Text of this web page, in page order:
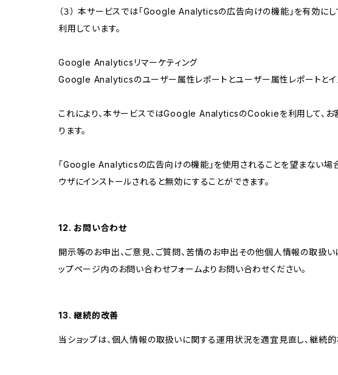
（３） 本サービスでは「Google Analyticsの広告向けの機能」を有効
利用しています。
Google Analyticsリマーケティング
Google Analyticsのユーザー属性レポートとユーザー属性レポートとイ
これにより、本サービスではGoogle AnalyticsのCookieを利用して、お
ります。
「Google Analyticsの広告向けの機能」を使用されることを望まない場
ウザにインストールされると無効にすることができます。
12. お問い合わせ
開示等のお申出、ご意見、ご質問、苦情のお申出その他個人情報の取扱
ップページ内のお問い合わせフォームよりお問い合わせください。
13. 継続的改善
当ショップは、個人情報の取扱いに関する運用状況を適宜見直し、継続